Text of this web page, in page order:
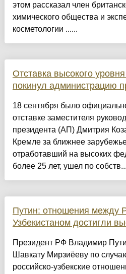
этом рассказал член
химического общества и
косметологии ......
Отставка высокого
покинул администрацию
18 сентября было
отставке заместителя
президента (АП) Дмитрия
Кремле за ближнее
отработавший на высоких
более 25 лет, ушел по собств...
Путин: отношения между
Узбекистаном достигли
Президент РФ Владимир
Шавкату Мирзиёеву по
российско-узбекские